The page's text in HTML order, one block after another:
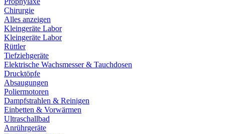
Chirurgie
Alles anzeigen
Kleingeräte Labor
Kleingeräte Labor
Rüttler
Tiefziehgeräte
Elektrische Wachsmesser & Tauchdosen
Drucktöpfe
Absaugungen
Poliermotoren
Dampfstrahlen & Reinigen
Einbetten & Vorwärmen
Ultraschallbad
Anrührgeräte